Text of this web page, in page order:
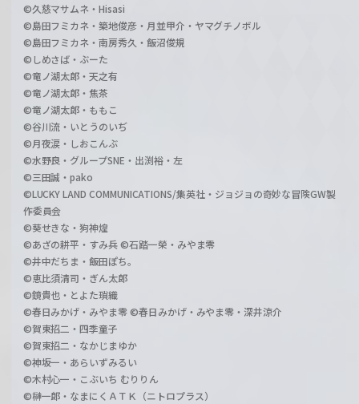
©久慈マサムネ・Hisasi
©島田フミカネ・築地俊彦・月並甲介・ヤマグチノボル
©島田フミカネ・南房秀久・飯沼俊規
©しめさば・ぶーた
©竜ノ湖太郎・天之有
©竜ノ湖太郎・焦茶
©竜ノ湖太郎・ももこ
©谷川流・いとうのいぢ
©月夜涙・しおこんぶ
©水野良・グループSNE・出渕裕・左
©三田誠・pako
©LUCKY LAND COMMUNICATIONS/集英社・ジョジョの奇妙な冒険GW製
作委員会
©葵せきな・狗神煌
©あざの耕平・すみ兵 ©石踏一榮・みやま零
©井中だちま・飯田ぽち。
©恵比須清司・ぎん太郎
©鏡貴也・とよた瑣織
©春日みかげ・みやま零 ©春日みかげ・みやま零・深井涼介
©賀東招二・四季童子
©賀東招二・なかじまゆか
©神坂一・あらいずみるい
©木村心一・こぶいち むりりん
©榊一郎・なまにくＡＴＫ（ニトロプラス）